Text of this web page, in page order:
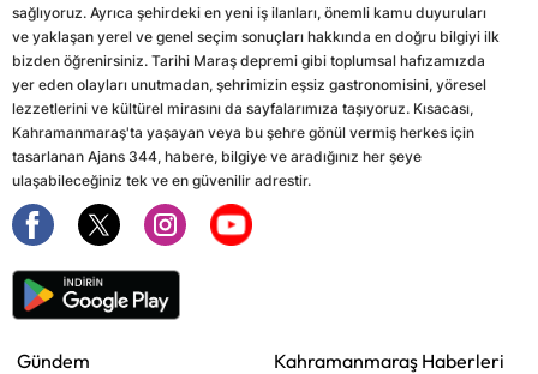
sağlıyoruz. Ayrıca şehirdeki en yeni iş ilanları, önemli kamu duyuruları
ve yaklaşan yerel ve genel seçim sonuçları hakkında en doğru bilgiyi ilk
bizden öğrenirsiniz. Tarihi Maraş depremi gibi toplumsal hafızamızda
yer eden olayları unutmadan, şehrimizin eşsiz gastronomisini, yöresel
lezzetlerini ve kültürel mirasını da sayfalarımıza taşıyoruz. Kısacası,
Kahramanmaraş'ta yaşayan veya bu şehre gönül vermiş herkes için
tasarlanan Ajans 344, habere, bilgiye ve aradığınız her şeye
ulaşabileceğiniz tek ve en güvenilir adrestir.
Gündem
Kahramanmaraş Haberleri